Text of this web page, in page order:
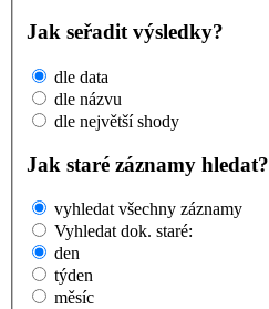
Jak seřadit výsledky?
dle data
dle názvu
dle největší shody
Jak staré záznamy hledat?
vyhledat všechny záznamy
Vyhledat dok. staré:
den
týden
měsíc